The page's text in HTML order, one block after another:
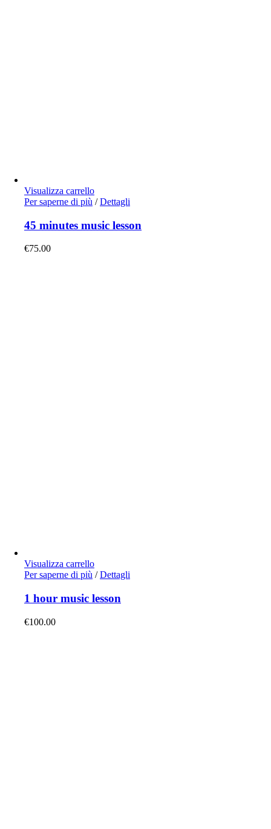
Visualizza carrello
Per saperne di più / Dettagli
45 minutes music lesson
€75.00
Visualizza carrello
Per saperne di più / Dettagli
1 hour music lesson
€100.00